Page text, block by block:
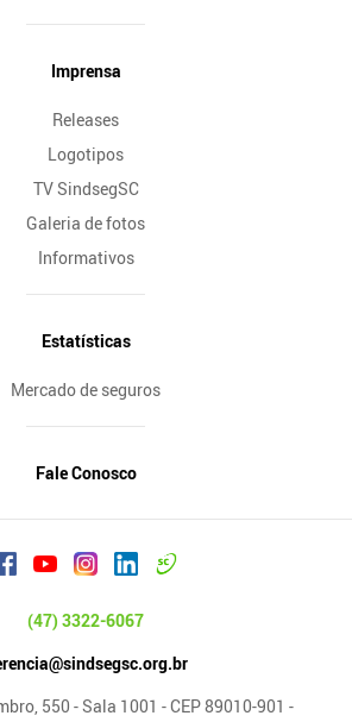
Imprensa
Releases
Logotipos
TV SindsegSC
Galeria de fotos
Informativos
Estatísticas
Mercado de seguros
Fale Conosco
(47) 3322-6067
550 - Sala 1001 - CEP 89010-901 -